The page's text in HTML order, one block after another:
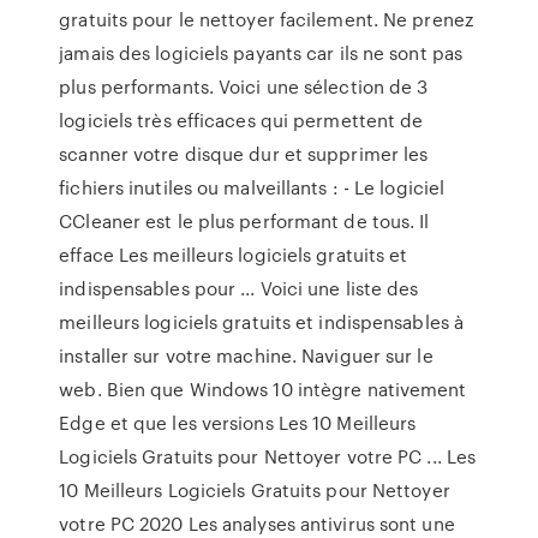
gratuits pour le nettoyer facilement. Ne prenez
jamais des logiciels payants car ils ne sont pas
plus performants. Voici une sélection de 3
logiciels très efficaces qui permettent de
scanner votre disque dur et supprimer les
fichiers inutiles ou malveillants : - Le logiciel
CCleaner est le plus performant de tous. Il
efface Les meilleurs logiciels gratuits et
indispensables pour ... Voici une liste des
meilleurs logiciels gratuits et indispensables à
installer sur votre machine. Naviguer sur le
web. Bien que Windows 10 intègre nativement
Edge et que les versions Les 10 Meilleurs
Logiciels Gratuits pour Nettoyer votre PC ... Les
10 Meilleurs Logiciels Gratuits pour Nettoyer
votre PC 2020 Les analyses antivirus sont une